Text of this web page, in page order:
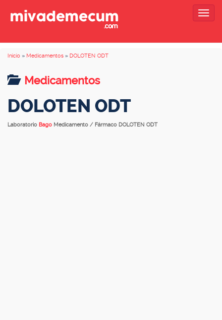
Inicio » Medicamentos » DOLOTEN ODT
Medicamentos
DOLOTEN ODT
Laboratorio Bago Medicamento / Fármaco DOLOTEN ODT